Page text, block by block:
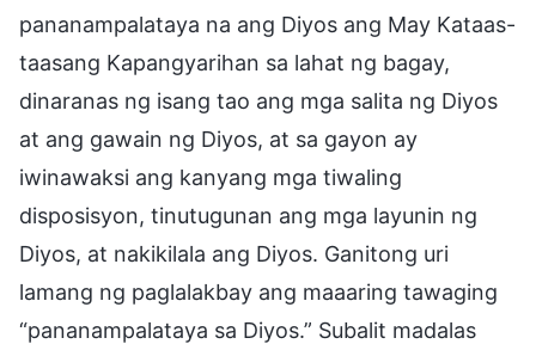
pananampalataya na ang Diyos ang May Kataas-
taasang Kapangyarihan sa lahat ng bagay,
dinaranas ng isang tao ang mga salita ng Diyos
at ang gawain ng Diyos, at sa gayon ay
iwinawaksi ang kanyang mga tiwaling
disposisyon, tinutugunan ang mga layunin ng
Diyos, at nakikilala ang Diyos. Ganitong uri
lamang ng paglalakbay ang maaaring tawaging
“pananampalataya sa Diyos.” Subalit madalas